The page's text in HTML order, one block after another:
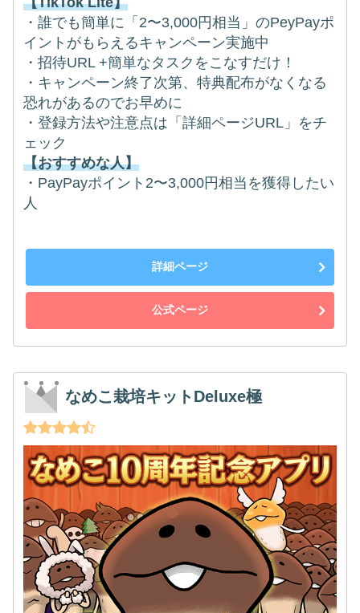
・誰でも簡単に「2〜3,000円相当」のPeyPayポ
イントがもらえるキャンペーン実施中
・招待URL +簡単なタスクをこなすだけ！
・キャンペーン終了次第、特典配布がなくなる
恐れがあるのでお早めに
・登録方法や注意点は「詳細ページURL」をチ
ェック
【おすすめな人】
・PayPayポイント2〜3,000円相当を獲得したい
人
詳細ページ
公式ページ
なめこ栽培キットDeluxe極